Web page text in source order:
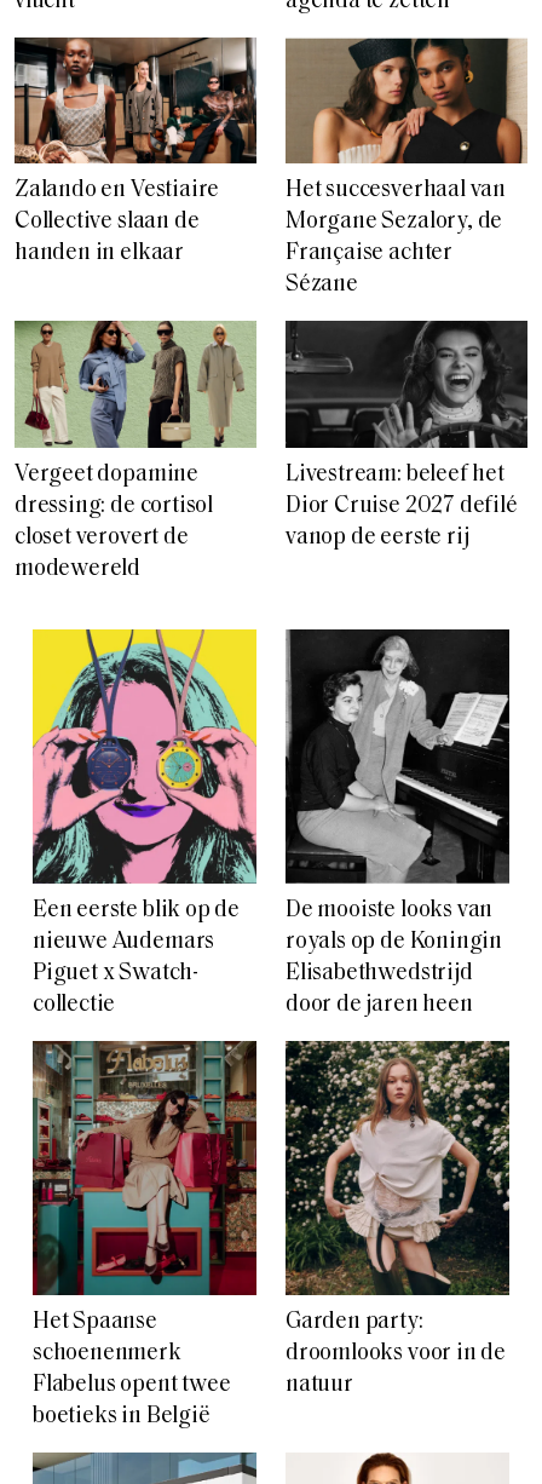
Zalando en Vestiaire
Collective slaan de
handen in elkaar
Het succesverhaal van
Morgane Sezalory, de
Française achter
Sézane
Vergeet dopamine
dressing: de cortisol
closet verovert de
modewereld
Livestream: beleef het
Dior Cruise 2027 defilé
vanop de eerste rij
Een eerste blik op de
nieuwe Audemars
Piguet x Swatch-
collectie
De mooiste looks van
royals op de Koningin
Elisabethwedstrijd
door de jaren heen
Het Spaanse
schoenenmerk
Flabelus opent twee
boetieks in België
Garden party:
droomlooks voor in de
natuur